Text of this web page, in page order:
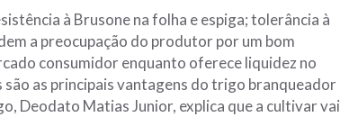
à Brusone na folha e espiga; tolerância à
a preocupação do produtor por um bom
consumidor enquanto oferece liquidez no
as principais vantagens do trigo branqueador
Deodato Matias Junior, explica que a cultivar vai